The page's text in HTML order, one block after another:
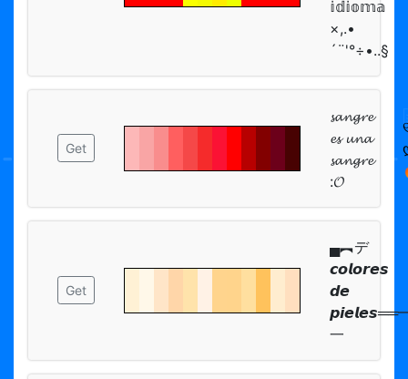
𝕚𝕕𝕚𝕠𝕞𝕒
×,.•
´¨'°÷•..§
Get
𝓼𝓪𝓷𝓰𝓻𝓮
𝓮𝓼 𝓾𝓷𝓪
𝓼𝓪𝓷𝓰𝓻𝓮
:𝓞
Get
▄︻デ
𝙘𝙤𝙡𝙤𝙧𝙚𝙨
𝙙𝙚
一